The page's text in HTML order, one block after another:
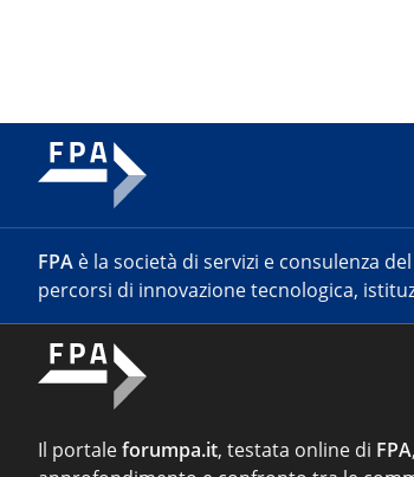
FPA è la società di servizi e consulenza del
percorsi di innovazione tecnologica,
Il portaleforumpa.it, testata online di FPA